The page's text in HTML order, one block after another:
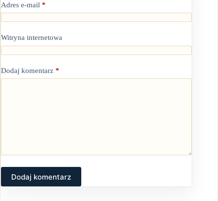
Adres e-mail *
Witryna internetowa
Dodaj komentarz *
Dodaj komentarz